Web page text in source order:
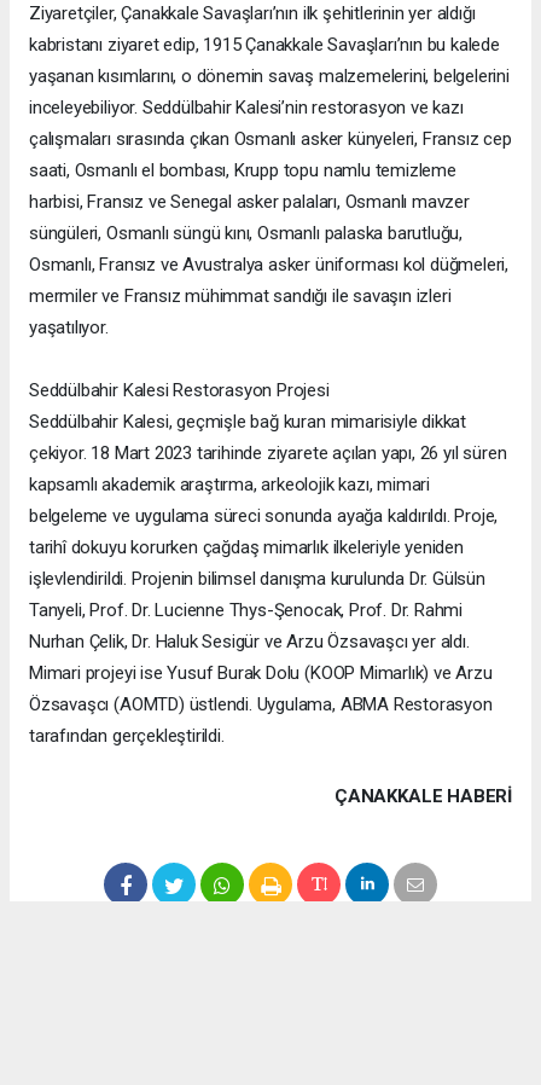
Ziyaretçiler, Çanakkale Savaşları’nın ilk şehitlerinin yer aldığı
kabristanı ziyaret edip, 1915 Çanakkale Savaşları’nın bu kalede
yaşanan kısımlarını, o dönemin savaş malzemelerini, belgelerini
inceleyebiliyor. Seddülbahir Kalesi’nin restorasyon ve kazı
çalışmaları sırasında çıkan Osmanlı asker künyeleri, Fransız cep
saati, Osmanlı el bombası, Krupp topu namlu temizleme
harbisi, Fransız ve Senegal asker palaları, Osmanlı mavzer
süngüleri, Osmanlı süngü kını, Osmanlı palaska barutluğu,
Osmanlı, Fransız ve Avustralya asker üniforması kol düğmeleri,
mermiler ve Fransız mühimmat sandığı ile savaşın izleri
yaşatılıyor.
Seddülbahir Kalesi Restorasyon Projesi
Seddülbahir Kalesi, geçmişle bağ kuran mimarisiyle dikkat
çekiyor. 18 Mart 2023 tarihinde ziyarete açılan yapı, 26 yıl süren
kapsamlı akademik araştırma, arkeolojik kazı, mimari
belgeleme ve uygulama süreci sonunda ayağa kaldırıldı. Proje,
tarihî dokuyu korurken çağdaş mimarlık ilkeleriyle yeniden
işlevlendirildi. Projenin bilimsel danışma kurulunda Dr. Gülsün
Tanyeli, Prof. Dr. Lucienne Thys-Şenocak, Prof. Dr. Rahmi
Nurhan Çelik, Dr. Haluk Sesigür ve Arzu Özsavaşcı yer aldı.
Mimari projeyi ise Yusuf Burak Dolu (KOOP Mimarlık) ve Arzu
Özsavaşcı (AOMTD) üstlendi. Uygulama, ABMA Restorasyon
tarafından gerçekleştirildi.
ÇANAKKALE HABERİ